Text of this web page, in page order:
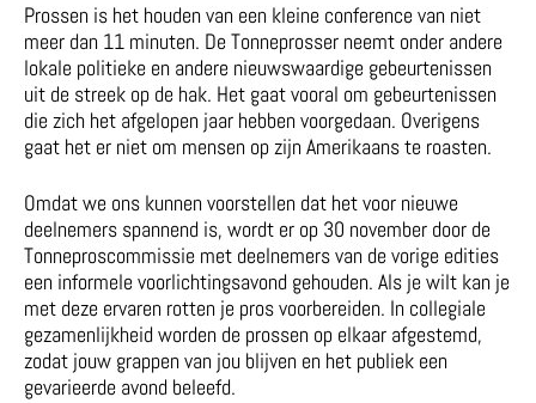
Prossen is het houden van een kleine conference van niet
meer dan 11 minuten. De Tonneprosser neemt onder andere
lokale politieke en andere nieuwswaardige gebeurtenissen
uit de streek op de hak. Het gaat vooral om gebeurtenissen
die zich het afgelopen jaar hebben voorgedaan. Overigens
gaat het er niet om mensen op zijn Amerikaans te roasten.
Omdat we ons kunnen voorstellen dat het voor nieuwe
deelnemers spannend is, wordt er op 30 november door de
Tonneproscommissie met deelnemers van de vorige edities
een informele voorlichtingsavond gehouden. Als je wilt kan je
met deze ervaren rotten je pros voorbereiden. In collegiale
gezamenlijkheid worden de prossen op elkaar afgestemd,
zodat jouw grappen van jou blijven en het publiek een
gevarieerde avond beleefd.